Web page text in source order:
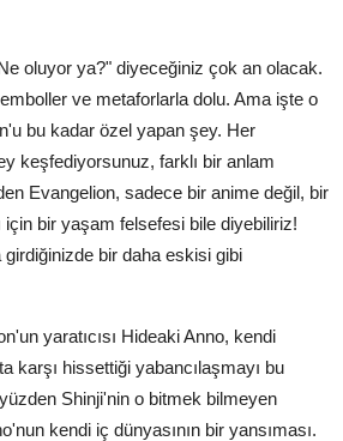
oluyor ya?" diyeceğiniz çok an olacak.
ve metaforlarla dolu. Ama işte o
bu kadar özel yapan şey. Her
keşfediyorsunuz, farklı bir anlam
Evangelion, sadece bir anime değil, bir
için bir yaşam felsefesi bile diyebiliriz!
girdiğinizde bir daha eskisi gibi
yaratıcısı Hideaki Anno, kendi
karşı hissettiği yabancılaşmayı bu
Shinji'nin o bitmek bilmeyen
kendi iç dünyasının bir yansıması.